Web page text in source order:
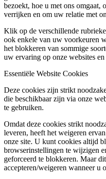
bezoekt, hoe u met ons omgaat,
verrijken en om uw relatie met
Klik op de verschillende
ook enkele van uw voorkeuren
het blokkeren van sommige
uw ervaring op onze websites
Essentiële Website Cookies
Deze cookies zijn strikt
die beschikbaar zijn via onze
te gebruiken.
Omdat deze cookies strikt
leveren, heeft het weigeren
onze site. U kunt cookies altijd
browserinstellingen te wijzigen
geforceerd te blokkeren. Maar
accepteren/weigeren wanneer u